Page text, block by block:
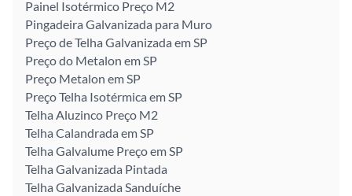
Painel Isotérmico Preço M2
Pingadeira Galvanizada para Muro
Preço de Telha Galvanizada em SP
Preço do Metalon em SP
Preço Metalon em SP
Preço Telha Isotérmica em SP
Telha Aluzinco Preço M2
Telha Calandrada em SP
Telha Galvalume Preço em SP
Telha Galvanizada Pintada
Telha Galvanizada Sanduíche